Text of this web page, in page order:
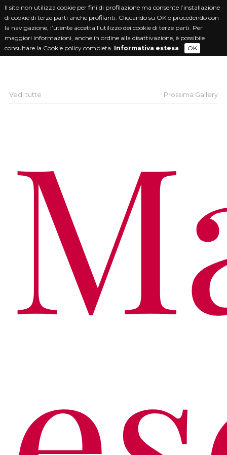
Vedi tutte Prossima Gallery
Il sito non utilizza cookie per fini di profilazione ma consente l’installazione
di cookie di terze parti anche profilanti. Cliccando su OK o procedendo con
la navigazione, l’utente accetta l’utilizzo dei cookie di terze parti. Per
maggiori informazioni, anche in ordine alla disattivazione, è possibile
consultare la Cookie policy completa. Informativa estesa. OK